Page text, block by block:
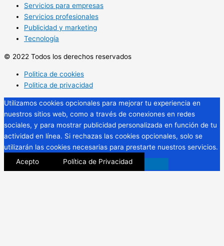
Servicios para empresas
Servicios profesionales
Publicidad y marketing
Tecnología
© 2022 Todos los derechos reservados
Politica de cookies
Politica de privacidad
Utilizamos cookies opcionales para mejorar tu experiencia en
nuestros sitios web, como a través de conexiones en redes
sociales, y para mostrar publicidad personalizada en función de tu
actividad en línea. Si rechazas las cookies opcionales, solo se
utilizarán las cookies necesarias para prestarte nuestros servicios.
Acepto
Política de Privacidad